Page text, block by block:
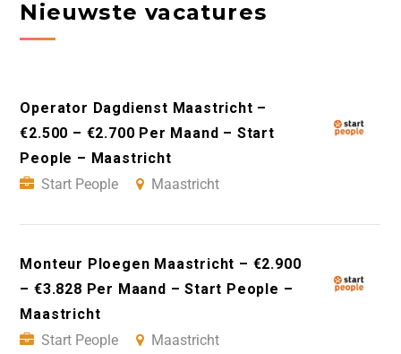
Nieuwste vacatures
Operator Dagdienst Maastricht –
€2.500 – €2.700 Per Maand – Start
People – Maastricht
Start People
Maastricht
Monteur Ploegen Maastricht – €2.900
– €3.828 Per Maand – Start People –
Maastricht
Start People
Maastricht